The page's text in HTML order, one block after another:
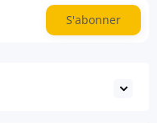
S'abonner